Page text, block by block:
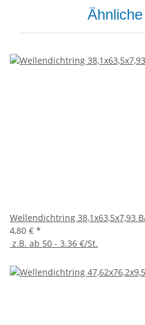
Wellendichtring 38,1x63,5x7,93
4,80 € *
z.B. ab 50 - 3.36 €/St.